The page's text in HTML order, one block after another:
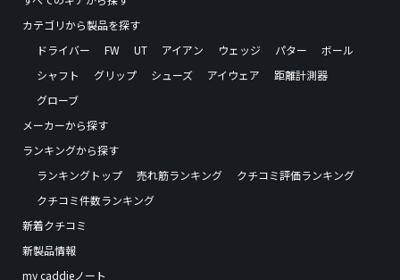
カテゴリから製品を探す
ドライバー
FW UT アイアン ウェッジ パター
ボール
シャフト
グリップ シューズ アイウェア
距離計測器
グローブ
メーカーから探す
ランキングから探す
ランキングトップ
売れ筋ランキング
クチコミ評価ランキング
クチコミ件数ランキング
新着クチコミ
新製品情報
my caddieノート